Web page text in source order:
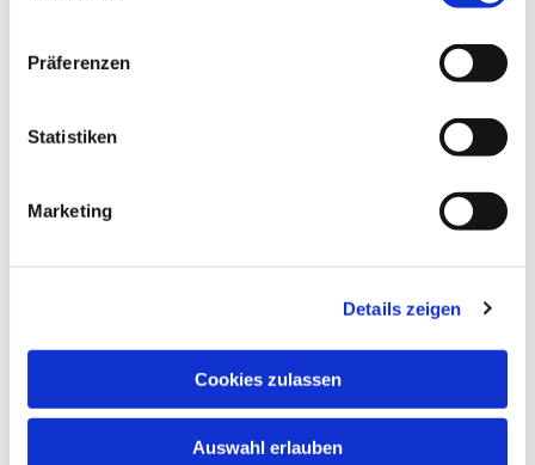
Präferenzen
Statistiken
Marketing
Details zeigen
Cookies zulassen
Auswahl erlauben